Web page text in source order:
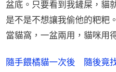
盆底。只要看到我鏟屎，貓
是不是不想讓我偷他的粑粑
當貓窩，一盆兩用，貓咪用
隨手餵橘貓一次後 隨後竟